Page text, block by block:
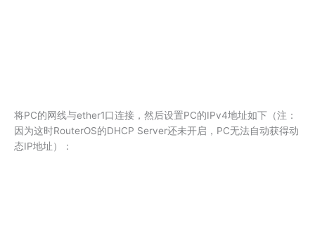
将PC的网线与ether1口连接，然后设置PC的IPv4地址如下（注：
因为这时RouterOS的DHCP Server还未开启，PC无法自动获得动
态IP地址）：